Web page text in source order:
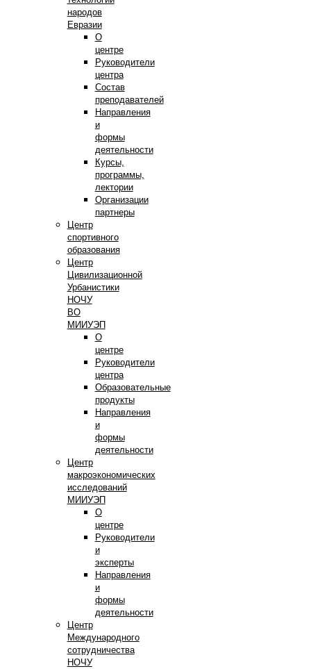
народов
Евразии
О
центре
Руководители
центра
Состав
преподавателей
Направления
и
формы
деятельности
Курсы,
программы,
лектории
Организации
партнеры
Центр
спортивного
образования
Центр
Цивилизационной
Урбанистики
НОЧУ
ВО
МИИУЭП
О
центре
Руководители
центра
Образовательные
продукты
Направления
и
формы
деятельности
Центр
макроэкономических
исследований
МИИУЭП
О
центре
Руководители
и
эксперты
Направления
и
формы
деятельности
Центр
Международного
сотрудничества
НОЧУ